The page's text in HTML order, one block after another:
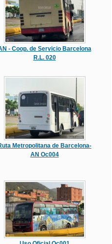
- Coop. de Servicio Barcelona
R.L. 020
Metropolitana de Barcelona-
AN Oc004